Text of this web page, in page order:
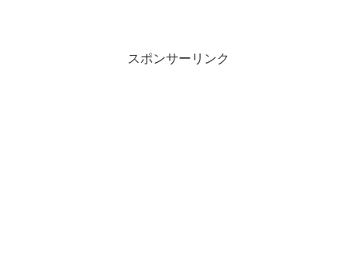
スポンサーリンク